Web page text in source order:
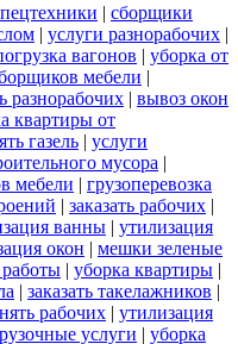
| сборщики
| услуги разнорабочих |
вагонов | уборка от
мебели |
разнорабочих | вывоз окон
квартиры от
газель | услуги
мусора |
мебели | грузоперевозка
| заказать рабочих |
ванны | утилизация
окон | мешки зеленые
работы | уборка квартиры |
| заказать такелажников |
рабочих | утилизация
услуги | уборка